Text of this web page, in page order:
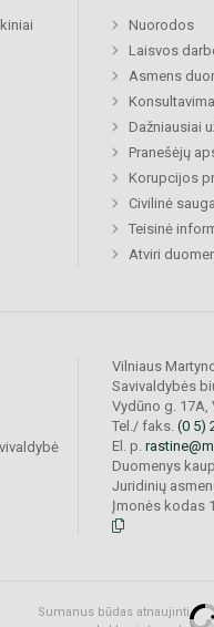
Nuorodos
Laisvos
Asmens
Dažniausiai
Pranešėjų
Korupcijos
Civilinė sauga
Teisinė
Atviri
Vilniaus
Savivaldybės
Vydūno g. 17A,
Tel./ faks. (0 5)
El. p.
Duomenys
Juridinių
Įmonės kodas
Sumanus būdas atnaujinti